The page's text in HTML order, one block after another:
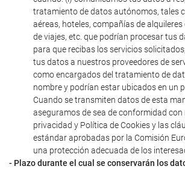
tratamiento de datos autónomos, tales
aéreas, hoteles, compañías de
de viajes, etc. que podrían procesar tus
para que recibas los servicios
tus datos a nuestros proveedores de
como encargados del tratamiento de
nombre y podrían estar ubicados en un
Cuando se transmiten datos de esta
aseguramos de sea de conformidad
privacidad y Política de Cookies y las
estándar aprobadas por la Comisión
una protección adecuada de los
- Plazo durante el cual se conservarán los